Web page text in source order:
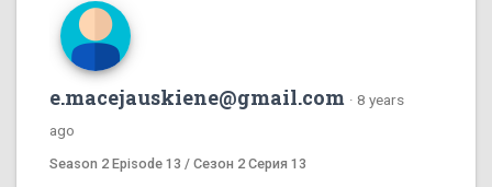
e.macejauskiene@gmail.com · 8 years
ago
Season 2 Episode 13 / Сезон 2 Серия 13